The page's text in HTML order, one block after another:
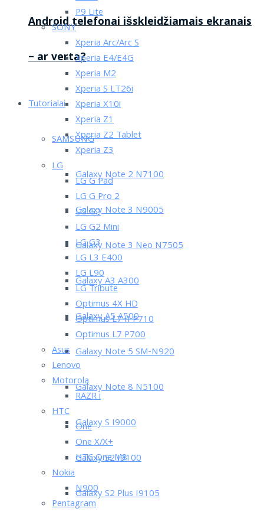
Android telefonai išskleidžiamais ekranais
– ar verta?
Tutorialai
SAMSUNG
Galaxy Note 2 N7100
Galaxy Note 3 N9005
Galaxy Note 3 Neo N7505
Galaxy A3 A300
Galaxy A5 A500
Galaxy Note 5 SM-N920
Galaxy Note 8 N5100
Galaxy S I9000
Galaxy S2 I9100
Galaxy S2 Plus I9105
P9 Lite
SONY
Xperia Arc/Arc S
Xperia E4/E4G
Xperia M2
Xperia S LT26i
Xperia X10i
Xperia Z1
Xperia Z2 Tablet
Xperia Z3
LG
LG G Pad
LG G Pro 2
LG G2
LG G2 Mini
LG G3
LG L3 E400
LG L90
LG Tribute
Optimus 4X HD
Optimus L7 II P710
Optimus L7 P700
Asus
Lenovo
Motorola
RAZR i
HTC
One
One X/X+
HTC One M8
Nokia
N900
Pentagram